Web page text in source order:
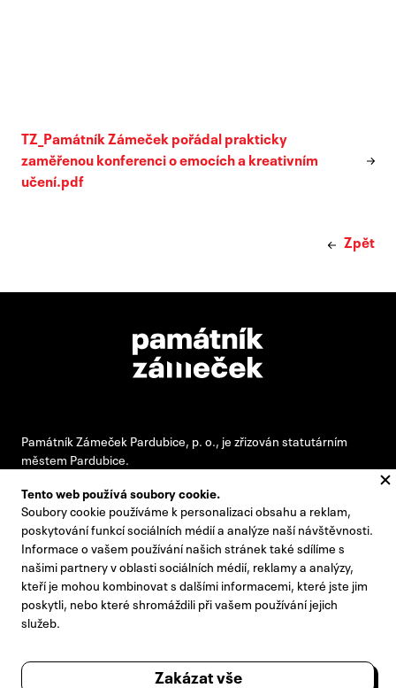
TZ_Památník Zámeček pořádal prakticky
zaměřenou konferenci o emocích a kreativním
učení.pdf
Zpět
Památník Zámeček Pardubice, p. o., je zřizován statutárním
městem Pardubice.
#pamatnikzamecek
zamecek@zamecek-memorial.cz
+420 732 895 221
Kontakty
Pro novináře
Tento web používá soubory cookie.
Soubory cookie používáme k personalizaci obsahu a reklam,
poskytování funkcí sociálních médií a analýze naší návštěvnosti.
Informace o vašem používání našich stránek také sdílíme s
našimi partnery v oblasti sociálních médií, reklamy a analýzy,
kteří je mohou kombinovat s dalšími informacemi, které jste jim
poskytli, nebo které shromáždili při vašem používání jejich
služeb.
Zakázat vše